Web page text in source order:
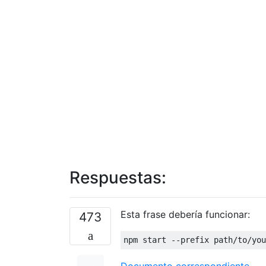
Respuestas:
473 Esta frase debería funcionar:
npm start --prefix path/to/